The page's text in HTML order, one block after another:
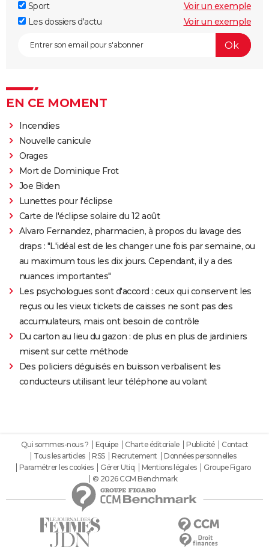
Sport
Voir un exemple
Les dossiers d'actu
Voir un exemple
EN CE MOMENT
Incendies
Nouvelle canicule
Orages
Mort de Dominique Frot
Joe Biden
Lunettes pour l'éclipse
Carte de l'éclipse solaire du 12 août
Alvaro Fernandez, pharmacien, à propos du lavage des
draps : "L'idéal est de les changer une fois par semaine, ou
au maximum tous les dix jours. Cependant, il y a des
nuances importantes"
Les psychologues sont d'accord : ceux qui conservent les
reçus ou les vieux tickets de caisses ne sont pas des
accumulateurs, mais ont besoin de contrôle
Du carton au lieu du gazon : de plus en plus de jardiniers
misent sur cette méthode
Des policiers déguisés en buisson verbalisent les
conducteurs utilisant leur téléphone au volant
Qui sommes-nous ? Equipe Charte éditoriale Publicité
Contact
Tous les articles
RSS Recrutement
Données personnelles
Paramétrer les cookies
Gérer Utiq Mentions légales
Groupe Figaro
© 2026 CCM Benchmark